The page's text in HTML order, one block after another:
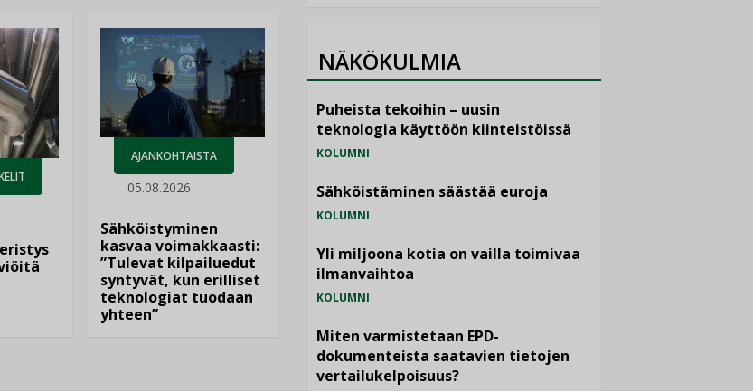
AJANKOHTAISTA
05.08.2026
Sähköistyminen
kasvaa voimakkaasti:
”Tulevat kilpailuedut
syntyvät, kun erilliset
teknologiat tuodaan
yhteen”
NÄKÖKULMIA
Puheista tekoihin – uusin
teknologia käyttöön kiinteistöissä
KOLUMNI
Sähköistäminen säästää euroja
KOLUMNI
Yli miljoona kotia on vailla toimivaa
ilmanvaihtoa
KOLUMNI
Miten varmistetaan EPD-
dokumenteista saatavien tietojen
vertailukelpoisuus?